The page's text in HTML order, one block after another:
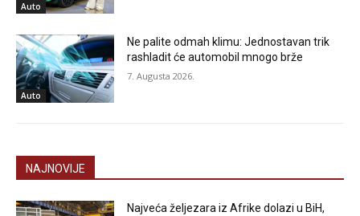
Auto
Auto
Ne palite odmah klimu: Jednostavan trik
rashladit će automobil mnogo brže
7. Augusta 2026.
NAJNOVIJE
Najveća željezara iz Afrike dolazi u BiH,